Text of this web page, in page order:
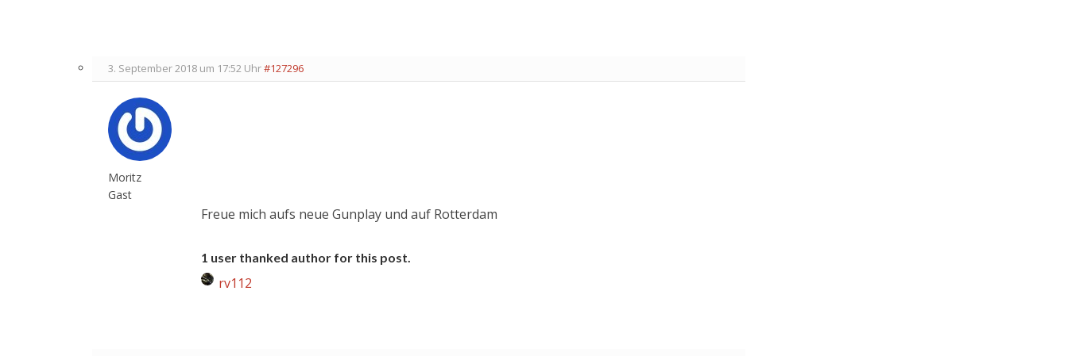
3. September 2018 um 17:52 Uhr#127296
Moritz
Gast
Freue mich aufs neue Gunplay und auf Rotterdam
1 user thanked author for this post.
rv112